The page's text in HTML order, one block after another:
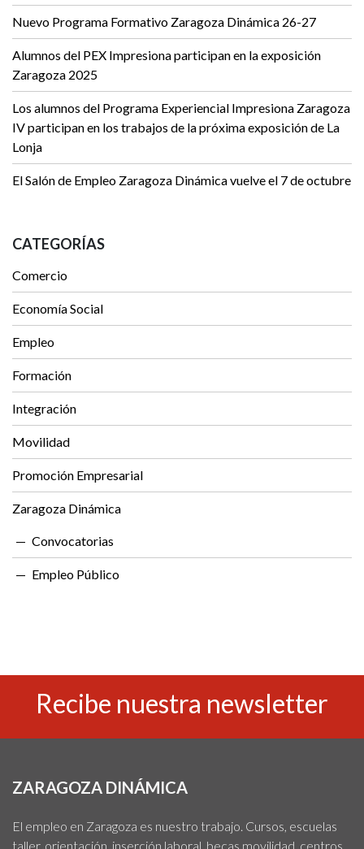
Nuevo Programa Formativo Zaragoza Dinámica 26-27
Alumnos del PEX Impresiona participan en la exposición
Zaragoza 2025
Los alumnos del Programa Experiencial Impresiona Zaragoza
IV participan en los trabajos de la próxima exposición de La
Lonja
El Salón de Empleo Zaragoza Dinámica vuelve el 7 de octubre
CATEGORÍAS
Comercio
Economía Social
Empleo
Formación
Integración
Movilidad
Promoción Empresarial
Zaragoza Dinámica
Convocatorias
Empleo Público
Recibe nuestra newsletter
ZARAGOZA DINÁMICA
El empleo en Zaragoza es nuestro trabajo. Cursos, escuelas
taller, orientación, inserción laboral, becas movilidad, centros